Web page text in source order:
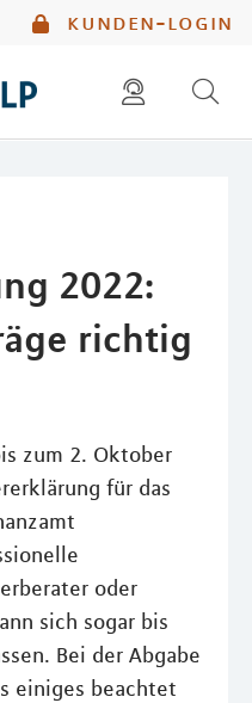
kunden-login
2022:
richtig
zum 2. Oktober
für das
oder
sich sogar bis
Bei der Abgabe
einiges beachtet